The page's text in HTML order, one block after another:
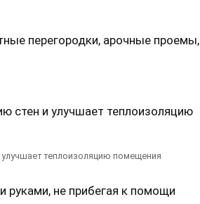
перегородки, арочные проемы,
теплоизоляцию помещения
руками, не прибегая к помощи